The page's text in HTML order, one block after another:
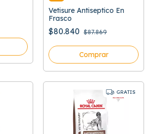
Vetisure Antiseptico En
Frasco
$80.840 $87.869
Comprar
GRATIS